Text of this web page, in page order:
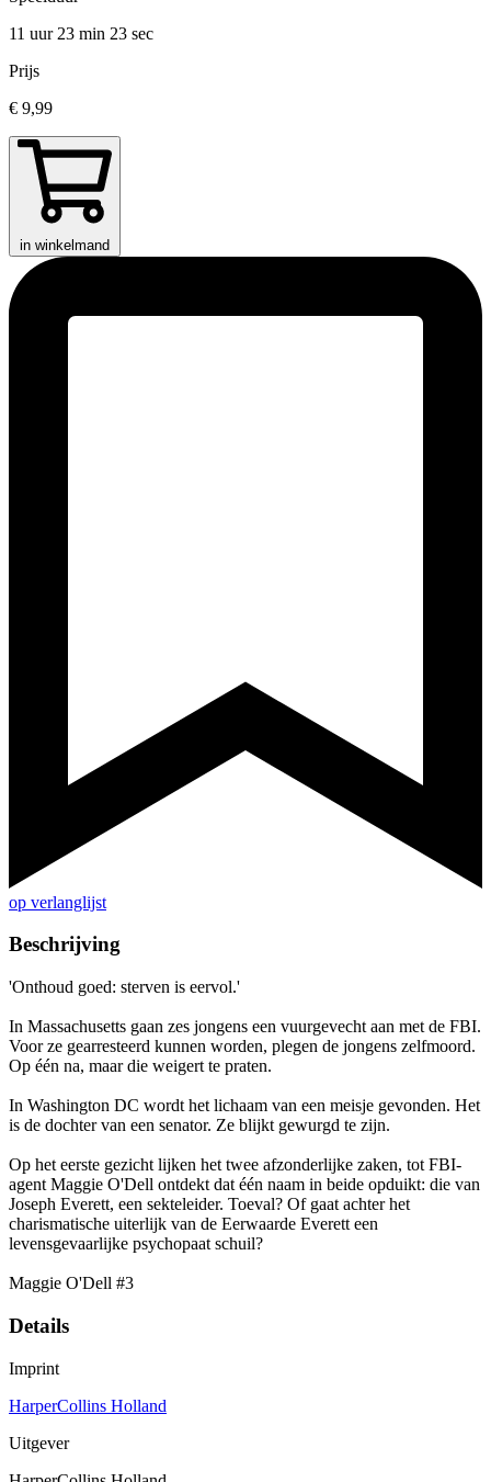
11 uur 23 min 23 sec
Prijs
€ 9,99
in winkelmand
op verlanglijst
Beschrijving
'Onthoud goed: sterven is eervol.'
In Massachusetts gaan zes jongens een vuurgevecht aan met de FBI.
Voor ze gearresteerd kunnen worden, plegen de jongens zelfmoord.
Op één na, maar die weigert te praten.
In Washington DC wordt het lichaam van een meisje gevonden. Het
is de dochter van een senator. Ze blijkt gewurgd te zijn.
Op het eerste gezicht lijken het twee afzonderlijke zaken, tot FBI-
agent Maggie O'Dell ontdekt dat één naam in beide opduikt: die van
Joseph Everett, een sekteleider. Toeval? Of gaat achter het
charismatische uiterlijk van de Eerwaarde Everett een
levensgevaarlijke psychopaat schuil?
Maggie O'Dell #3
Details
Imprint
HarperCollins Holland
Uitgever